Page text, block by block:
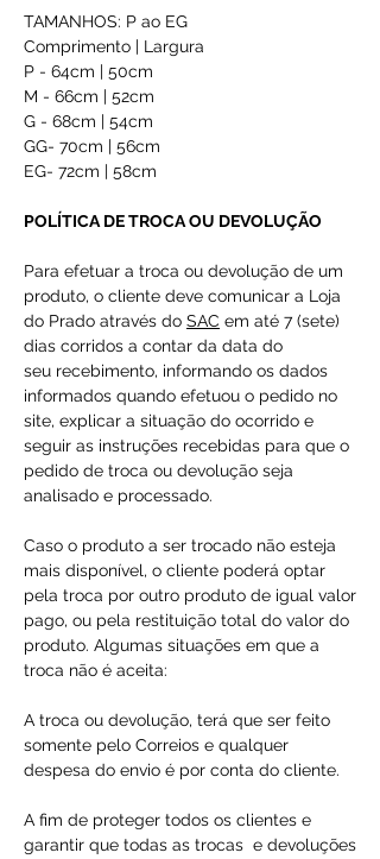
TAMANHOS: P ao EG
Comprimento | Largura
P - 64cm | 50cm
M - 66cm | 52cm
G - 68cm | 54cm
GG- 70cm | 56cm
EG- 72cm | 58cm
POLÍTICA DE TROCA OU DEVOLUÇÃO
Para efetuar a troca ou devolução de um
produto, o cliente deve comunicar a Loja
do Prado através do SAC em até 7 (sete)
dias corridos a contar da data do
seu recebimento, informando os dados
informados quando efetuou o pedido no
site, explicar a situação do ocorrido e
seguir as instruções recebidas para que o
pedido de troca ou devolução seja
analisado e processado.
Caso o produto a ser trocado não esteja
mais disponível, o cliente poderá optar
pela troca por outro produto de igual valor
pago, ou pela restituição total do valor do
produto. Algumas situações em que a
troca não é aceita:
A troca ou devolução, terá que ser feito
somente pelo Correios e qualquer
despesa do envio é por conta do cliente.
A fim de proteger todos os clientes e
garantir que todas as trocas e devoluções